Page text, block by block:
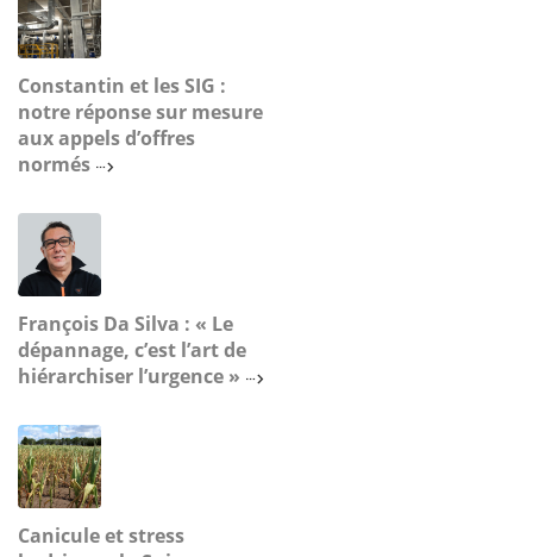
Constantin et les SIG :
notre réponse sur mesure
aux appels d’offres
normés
François Da Silva : « Le
dépannage, c’est l’art de
hiérarchiser l’urgence »
Canicule et stress